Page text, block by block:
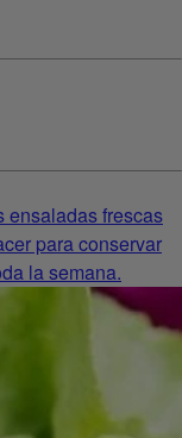
ensaladas frescas
para conservar
la semana.